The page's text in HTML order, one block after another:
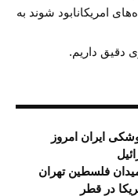
امریکانابود شوند به
دقیق داریم.
ایران امروز
فلسطین تهران
در قطر